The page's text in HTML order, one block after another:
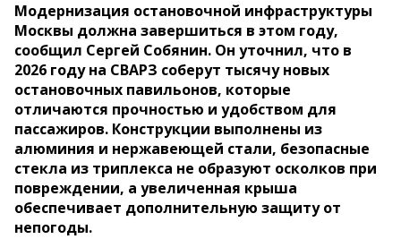
Модернизация остановочной инфраструктуры
Москвы должна завершиться в этом году,
сообщил Сергей Собянин. Он уточнил, что в
2026 году на СВАРЗ соберут тысячу новых
остановочных павильонов, которые
отличаются прочностью и удобством для
пассажиров. Конструкции выполнены из
алюминия и нержавеющей стали, безопасные
стекла из триплекса не образуют осколков при
повреждении, а увеличенная крыша
обеспечивает дополнительную защиту от
непогоды.